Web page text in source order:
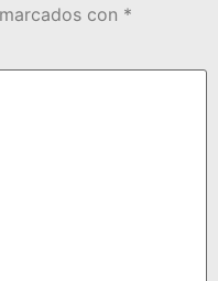
con *